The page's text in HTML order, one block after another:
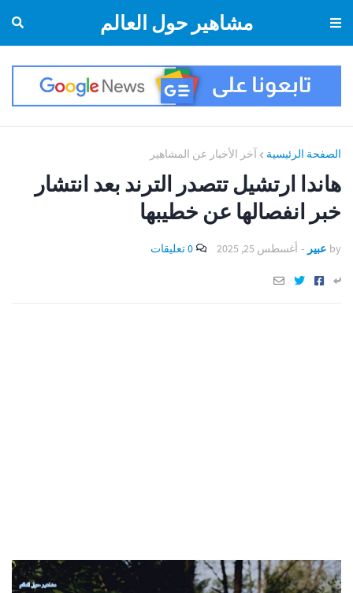
مشاهير حول العالم
الصفحة الرئيسية آخر الأخبار عن المشاهير
هاندا ارتشيل تتصدر الترند بعد انتشار
خبر انفصالها عن خطيبها
by عبير - أغسطس 25, 2025 0 تعليقات